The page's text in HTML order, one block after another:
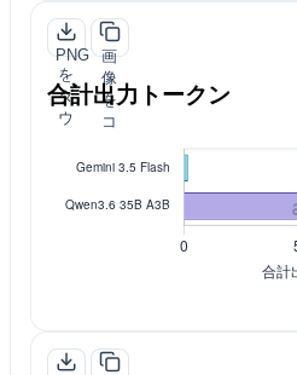
PNG
を
ダ
ウ
ド
画
像
を
コ
ー
合計出力トークン